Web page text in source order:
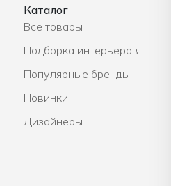
Каталог
Все товары
Подборка интерьеров
Популярные бренды
Новинки
Дизайнеры